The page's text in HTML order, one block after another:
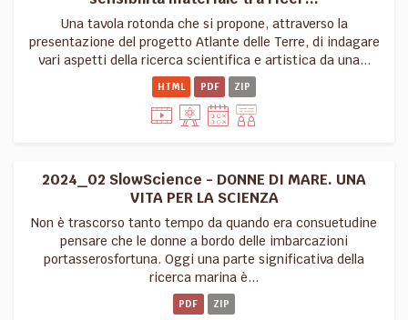
Una tavola rotonda che si propone, attraverso la
presentazione del progetto Atlante delle Terre, di indagare
vari aspetti della ricerca scientifica e artistica da una...
HTML PDF ZIP
2024_02 SlowScience - DONNE DI MARE. UNA
VITA PER LA SCIENZA
Non è trascorso tanto tempo da quando era consuetudine
pensare che le donne a bordo delle imbarcazioni
portasserosfortuna. Oggi una parte significativa della
ricerca marina è...
PDF ZIP